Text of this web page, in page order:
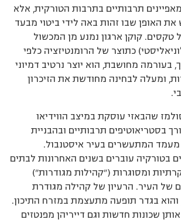
תרבותיים בתרבות הטורקית, אלא
האופן שבו זהות באה לידי ביטוי מבעד
טקסים. קוקן ארגון נמנע מן המכשול
כתוצר של הרומנטיזציה כלפי
בעורמה מחושבת, הוא יוצר נרטיב דמיוני
ומעלה לבחינה מחודשת את הזיכרון
שהבאזי עוסקת במיצב הווידיאו
בסטריאוטיפים תרבותיים ובהבניית
המתעשרים בעיר איסטנבול.
בטורקיה עוברים בשנים האחרונות לבתים
ומסוגרות (”קהילות מגודרות”)
של העיר. הרעיון של קהילה מגודרת
והוא בגדר תופעה מתעצמת במזרח התיכון.
שכונות חדשות וגם דייריהן מפנטזים